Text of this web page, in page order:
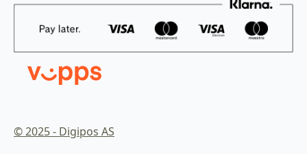
© 2025 - Digipos AS